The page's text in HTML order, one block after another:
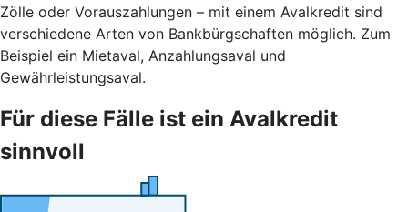
Zölle oder Vorauszahlungen – mit einem Avalkredit sind
verschiedene Arten von Bankbürgschaften möglich. Zum
Beispiel ein Mietaval, Anzahlungsaval und
Gewährleistungsaval.
Für diese Fälle ist ein Avalkredit
sinnvoll